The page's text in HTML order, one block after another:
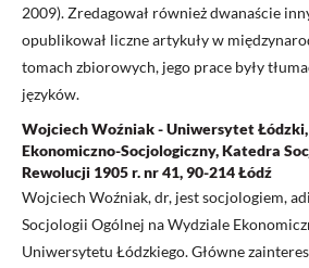
2009). Zredagował również dwanaście
opublikował liczne artykuły w
tomach zbiorowych, jego prace były
języków.
Wojciech Woźniak - Uniwersytet
Ekonomiczno-Socjologiczny, Katedra
Rewolucji 1905 r. nr 41, 90-214 Łódź
Wojciech Woźniak, dr, jest socjologiem,
Socjologii Ogólnej na Wydziale
Uniwersytetu Łódzkiego. Główne